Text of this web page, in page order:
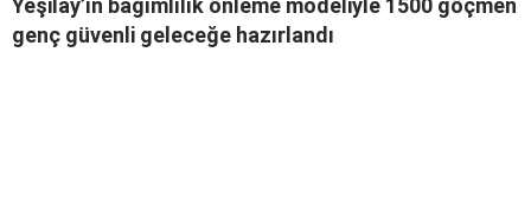
genç güvenli geleceğe hazırlandı